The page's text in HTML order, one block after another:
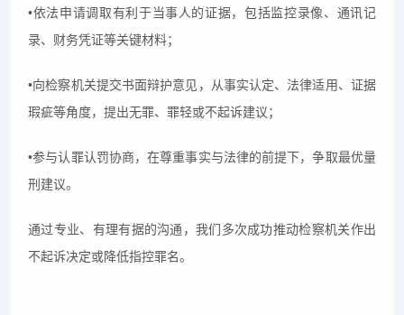
•依法申请调取有利于当事人的证据，包括监控录像、通讯记
录、财务凭证等关键材料；
•向检察机关提交书面辩护意见，从事实认定、法律适用、证据
瑕疵等角度，提出无罪、罪轻或不起诉建议；
•参与认罪认罚协商，在尊重事实与法律的前提下，争取最优量
刑建议。
通过专业、有理有据的沟通，我们多次成功推动检察机关作出
不起诉决定或降低指控罪名。